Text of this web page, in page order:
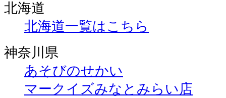
北海道
北海道一覧はこちら
神奈川県
あそびのせかい
マークイズみなとみらい店